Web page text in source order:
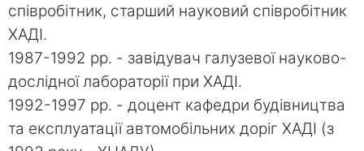
співробітник, старший науковий співробітник
ХАДІ.
1987-1992 рр. - завідувач галузевої науково-
дослідної лабораторії при ХАДІ.
1992-1997 рр. - доцент кафедри будівництва
та експлуатації автомобільних доріг ХАДІ (з